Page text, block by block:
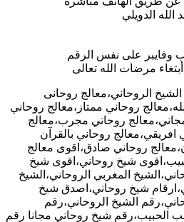
الله الدويلي
وفايبر على نفس الرقم
مرضات الله تعالى
الروحاني،معالج روحانى
روحاني ممتاز،معالج روحاني
مجاني،معالج روحاني مجرب،معالج
روحاني بالقرآن
روحاني صادق،اقوى معالج
شيخ روحاني،اقوى شيخ
المغربي الروحاني،الشيخ
شيخ روحاني،اصدق شيخ
الشيخ الروحاني،رقم
الحبيب،رقم شيخ روحاني مجانا رقم